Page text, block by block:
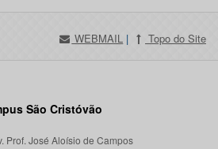
WEBMAIL | Topo do Site
São Cristóvão
Prof. José Aloísio de Campos